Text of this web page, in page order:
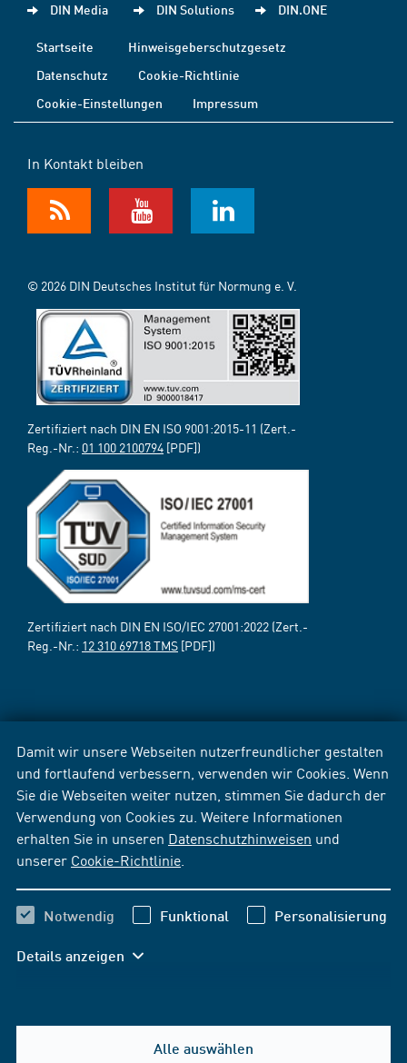
Damit wir unsere Webseiten nutzerfreundlicher gestalten
und fortlaufend verbessern, verwenden wir Cookies. Wenn
Sie die Webseiten weiter nutzen, stimmen Sie dadurch der
Verwendung von Cookies zu. Weitere Informationen
erhalten Sie in unseren Datenschutzhinweisen und
unserer Cookie-Richtlinie
Notwendig Funktional Personalisierung
Details anzeigen
Alle auswählen
DIN Media DIN Solutions DIN.ONE
Startseite
Hinweisgeberschutzgesetz
Datenschutz
Cookie-Richtlinie
Cookie-Einstellungen
Impressum
In Kontakt bleiben
© 2026 DIN Deutsches Institut für Normung e. V.
Zertifiziert nach DIN EN ISO 9001:2015-11 (Zert.-
Reg.-Nr.: 01 100 2100794 [PDF])
Zertifiziert nach DIN EN ISO/IEC 27001:2022 (Zert.-
Reg.-Nr.: 12 310 69718 TMS [PDF])